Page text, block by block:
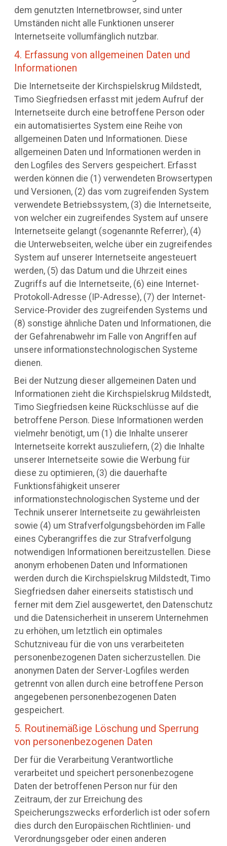
dem genutzten Internetbrowser, sind unter
Umständen nicht alle Funktionen unserer
Internetseite vollumfänglich nutzbar.
4. Erfassung von allgemeinen Daten und
Informationen
Die Internetseite der Kirchspielskrug Mildstedt,
Timo Siegfriedsen erfasst mit jedem Aufruf der
Internetseite durch eine betroffene Person oder
ein automatisiertes System eine Reihe von
allgemeinen Daten und Informationen. Diese
allgemeinen Daten und Informationen werden in
den Logfiles des Servers gespeichert. Erfasst
werden können die (1) verwendeten Browsertypen
und Versionen, (2) das vom zugreifenden System
verwendete Betriebssystem, (3) die Internetseite,
von welcher ein zugreifendes System auf unsere
Internetseite gelangt (sogenannte Referrer), (4)
die Unterwebseiten, welche über ein zugreifendes
System auf unserer Internetseite angesteuert
werden, (5) das Datum und die Uhrzeit eines
Zugriffs auf die Internetseite, (6) eine Internet-
Protokoll-Adresse (IP-Adresse), (7) der Internet-
Service-Provider des zugreifenden Systems und
(8) sonstige ähnliche Daten und Informationen, die
der Gefahrenabwehr im Falle von Angriffen auf
unsere informationstechnologischen Systeme
dienen.
Bei der Nutzung dieser allgemeinen Daten und
Informationen zieht die Kirchspielskrug Mildstedt,
Timo Siegfriedsen keine Rückschlüsse auf die
betroffene Person. Diese Informationen werden
vielmehr benötigt, um (1) die Inhalte unserer
Internetseite korrekt auszuliefern, (2) die Inhalte
unserer Internetseite sowie die Werbung für
diese zu optimieren, (3) die dauerhafte
Funktionsfähigkeit unserer
informationstechnologischen Systeme und der
Technik unserer Internetseite zu gewährleisten
sowie (4) um Strafverfolgungsbehörden im Falle
eines Cyberangriffes die zur Strafverfolgung
notwendigen Informationen bereitzustellen. Diese
anonym erhobenen Daten und Informationen
werden durch die Kirchspielskrug Mildstedt, Timo
Siegfriedsen daher einerseits statistisch und
ferner mit dem Ziel ausgewertet, den Datenschutz
und die Datensicherheit in unserem Unternehmen
zu erhöhen, um letztlich ein optimales
Schutzniveau für die von uns verarbeiteten
personenbezogenen Daten sicherzustellen. Die
anonymen Daten der Server-Logfiles werden
getrennt von allen durch eine betroffene Person
angegebenen personenbezogenen Daten
gespeichert.
5. Routinemäßige Löschung und Sperrung
von personenbezogenen Daten
Der für die Verarbeitung Verantwortliche
verarbeitet und speichert personenbezogene
Daten der betroffenen Person nur für den
Zeitraum, der zur Erreichung des
Speicherungszwecks erforderlich ist oder sofern
dies durch den Europäischen Richtlinien- und
Verordnungsgeber oder einen anderen